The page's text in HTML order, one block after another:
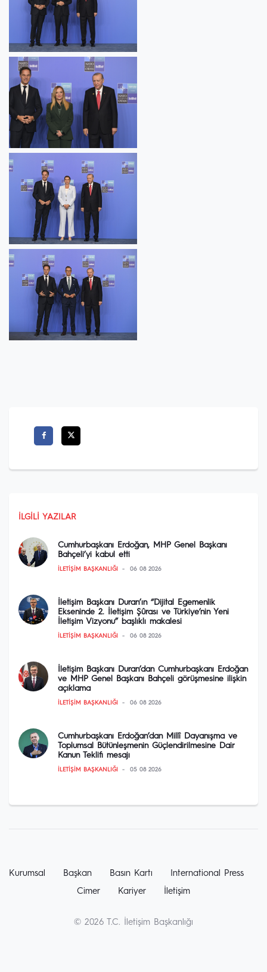
İLGILI YAZILAR
Cumhurbaşkanı Erdoğan, MHP Genel Başkanı
Bahçeli’yi kabul etti
İLETIŞIM BAŞKANLIĞI 06 08 2026
İletişim Başkanı Duran’ın “Dijital Egemenlik
Ekseninde 2. İletişim Şûrası ve Türkiye’nin Yeni
İletişim Vizyonu” başlıklı makalesi
İLETIŞIM BAŞKANLIĞI 06 08 2026
İletişim Başkanı Duran’dan Cumhurbaşkanı Erdoğan
ve MHP Genel Başkanı Bahçeli görüşmesine ilişkin
açıklama
İLETIŞIM BAŞKANLIĞI 06 08 2026
Cumhurbaşkanı Erdoğan’dan Millî Dayanışma ve
Toplumsal Bütünleşmenin Güçlendirilmesine Dair
Kanun Teklifi mesajı
İLETIŞIM BAŞKANLIĞI 05 08 2026
Kurumsal Başkan Basın Kartı
International Press
Cimer
Kariyer İletişim
© 2026 T.C. İletişim Başkanlığı